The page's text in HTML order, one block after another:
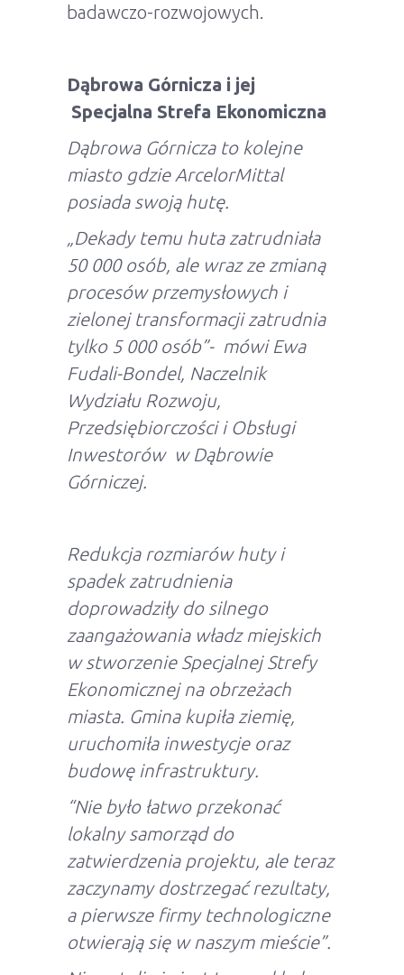
badawczo-rozwojowych.
Dąbrowa Górnicza i jej
Specjalna Strefa Ekonomiczna
Dąbrowa Górnicza to kolejne
miasto gdzie ArcelorMittal
posiada swoją hutę.
„Dekady temu huta zatrudniała
50 000 osób, ale wraz ze zmianą
procesów przemysłowych i
zielonej transformacji zatrudnia
tylko 5 000 osób”- mówi Ewa
Fudali-Bondel, Naczelnik
Wydziału Rozwoju,
Przedsiębiorczości i Obsługi
Inwestorów w Dąbrowie
Górniczej.
Redukcja rozmiarów huty i
spadek zatrudnienia
doprowadziły do silnego
zaangażowania władz miejskich
w stworzenie Specjalnej Strefy
Ekonomicznej na obrzeżach
miasta. Gmina kupiła ziemię,
uruchomiła inwestycje oraz
budowę infrastruktury.
“Nie było łatwo przekonać
lokalny samorząd do
zatwierdzenia projektu, ale teraz
zaczynamy dostrzegać rezultaty,
a pierwsze firmy technologiczne
otwierają się w naszym mieście”.